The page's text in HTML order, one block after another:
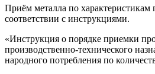
Приём металла по характеристикам
соответствии с инструкциями.
«Инструкция о порядке приемки
производственно-технического
народного потребления по